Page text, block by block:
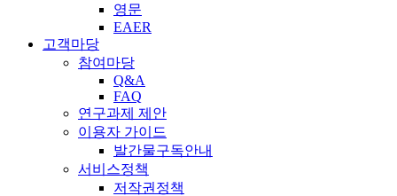
영문
EAER
고객마당
참여마당
Q&A
FAQ
연구과제 제안
이용자 가이드
발간물구독안내
서비스정책
저작권정책